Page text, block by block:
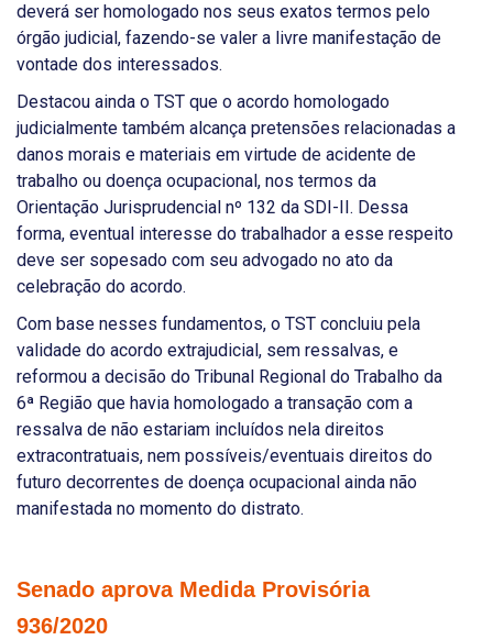
deverá ser homologado nos seus exatos termos pelo
órgão judicial, fazendo-se valer a livre manifestação de
vontade dos interessados.
Destacou ainda o TST que o acordo homologado
judicialmente também alcança pretensões relacionadas a
danos morais e materiais em virtude de acidente de
trabalho ou doença ocupacional, nos termos da
Orientação Jurisprudencial nº 132 da SDI-II. Dessa
forma, eventual interesse do trabalhador a esse respeito
deve ser sopesado com seu advogado no ato da
celebração do acordo.
Com base nesses fundamentos, o TST concluiu pela
validade do acordo extrajudicial, sem ressalvas, e
reformou a decisão do Tribunal Regional do Trabalho da
6ª Região que havia homologado a transação com a
ressalva de não estariam incluídos nela direitos
extracontratuais, nem possíveis/eventuais direitos do
futuro decorrentes de doença ocupacional ainda não
manifestada no momento do distrato.
Senado aprova Medida Provisória
936/2020